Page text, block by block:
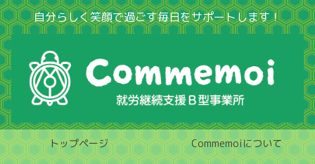
自分らしく笑顔で過ごす毎日をサポートします！
トップページ Commemoiについて